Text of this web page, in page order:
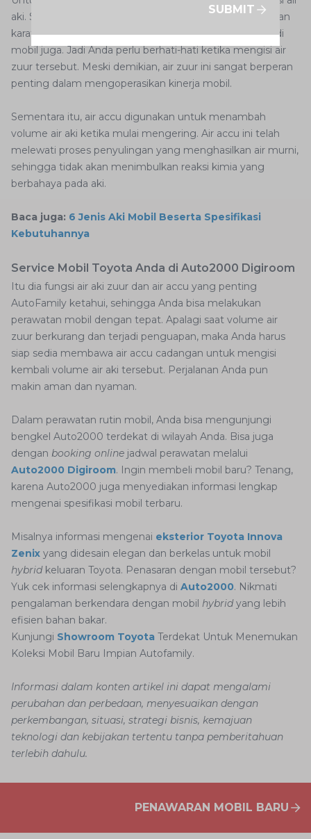
aki. Sifatnya juga berbahaya karena dapat mengakibatkan
karat jika terkena logam. Air aki zuur dapat merusak bodi
mobil juga. Jadi Anda perlu berhati-hati ketika mengisi air
zuur tersebut. Meski demikian, air zuur ini sangat berperan
penting dalam mengoperasikan kinerja mobil.
Sementara itu, air accu digunakan untuk menambah
volume air aki ketika mulai mengering. Air accu ini telah
melewati proses penyulingan yang menghasilkan air murni,
sehingga tidak akan menimbulkan reaksi kimia yang
berbahaya pada aki.
Baca juga: 6 Jenis Aki Mobil Beserta Spesifikasi
Kebutuhannya
Service Mobil Toyota Anda di Auto2000 Digiroom
Itu dia fungsi air aki zuur dan air accu yang penting
AutoFamily ketahui, sehingga Anda bisa melakukan
perawatan mobil dengan tepat. Apalagi saat volume air
zuur berkurang dan terjadi penguapan, maka Anda harus
siap sedia membawa air accu cadangan untuk mengisi
kembali volume air aki tersebut. Perjalanan Anda pun
makin aman dan nyaman.
Dalam perawatan rutin mobil, Anda bisa mengunjungi
bengkel Auto2000 terdekat di wilayah Anda. Bisa juga
dengan booking online jadwal perawatan melalui
Auto2000 Digiroom. Ingin membeli mobil baru? Tenang,
karena Auto2000 juga menyediakan informasi lengkap
mengenai spesifikasi mobil terbaru.
Misalnya informasi mengenai eksterior Toyota Innova
Zenix yang didesain elegan dan berkelas untuk mobil
hybrid keluaran Toyota. Penasaran dengan mobil tersebut?
Yuk cek informasi selengkapnya di Auto2000. Nikmati
pengalaman berkendara dengan mobil hybridyang lebih
efisien bahan bakar.
Kunjungi Showroom Toyota Terdekat Untuk Menemukan
Koleksi Mobil Baru Impian Autofamily.
Informasi dalam konten artikel ini dapat mengalami
perubahan dan perbedaan, menyesuaikan dengan
perkembangan, situasi, strategi bisnis, kemajuan
teknologi dan kebijakan tertentu tanpa pemberitahuan
terlebih dahulu.
PENAWARAN MOBIL BARU
SUBMIT